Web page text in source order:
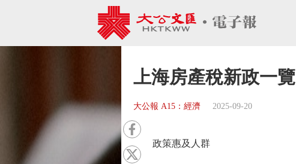
上海房產稅新政一覽
大公報 A15：經濟 2025-09-20
政策惠及人群